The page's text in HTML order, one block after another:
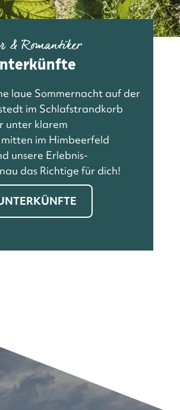
& Romantiker
laue Sommernacht auf der
im Schlafstrandkorb
unter klarem
im Himbeerfeld
unsere Erlebnis-
das Richtige für dich!